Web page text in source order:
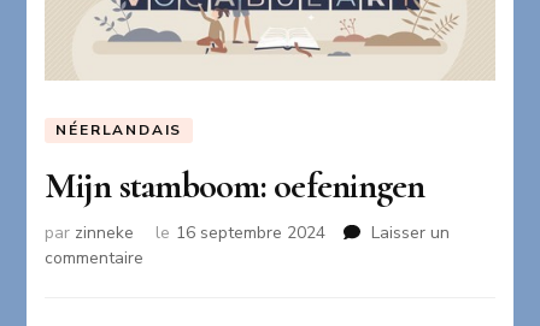
NÉERLANDAIS
Mijn stamboom: oefeningen
par zinneke le 16 septembre 2024
Laisser un
commentaire